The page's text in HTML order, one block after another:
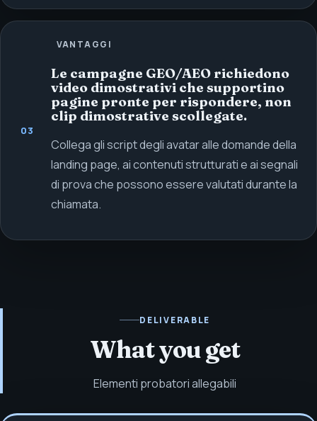
03
VANTAGGI
Le campagne GEO/AEO richiedono
video dimostrativi che supportino
pagine pronte per rispondere, non
clip dimostrative scollegate.
Collega gli script degli avatar alle domande della
landing page, ai contenuti strutturati e ai segnali
di prova che possono essere valutati durante la
chiamata.
DELIVERABLE
What you get
Elementi probatori allegabili